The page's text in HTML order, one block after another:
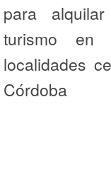
para
turismo
localidades
Córdoba